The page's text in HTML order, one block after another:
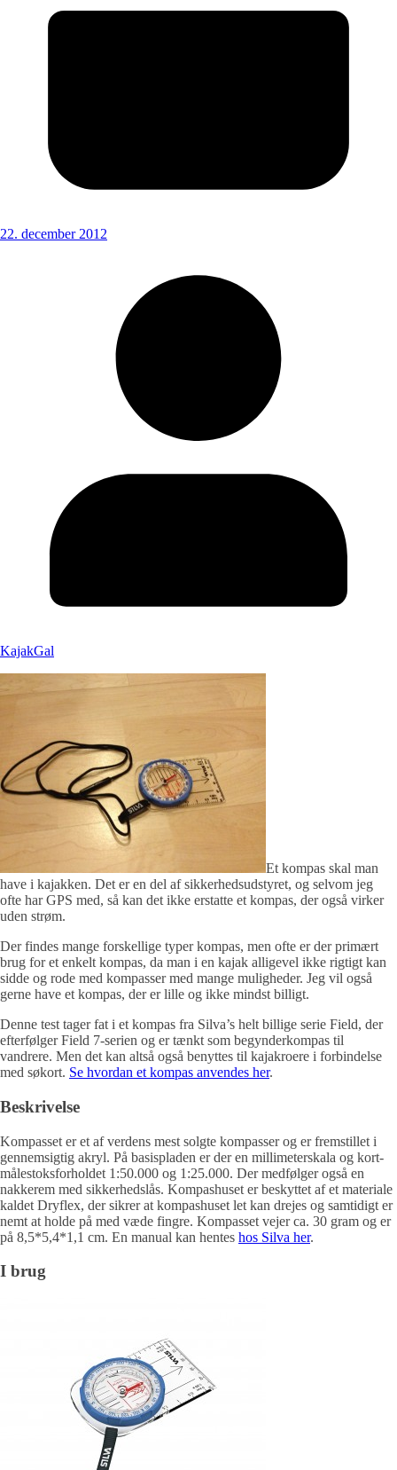
22. december 2012
KajakGal
Et kompas skal man
have i kajakken. Det er en del af sikkerhedsudstyret, og selvom jeg
ofte har GPS med, så kan det ikke erstatte et kompas, der også virker
uden strøm.
Der findes mange forskellige typer kompas, men ofte er der primært
brug for et enkelt kompas, da man i en kajak alligevel ikke rigtigt kan
sidde og rode med kompasser med mange muligheder. Jeg vil også
gerne have et kompas, der er lille og ikke mindst billigt.
Denne test tager fat i et kompas fra Silva’s helt billige serie Field, der
efterfølger Field 7-serien og er tænkt som begynderkompas til
vandrere. Men det kan altså også benyttes til kajakroere i forbindelse
med søkort. Se hvordan et kompas anvendes her.
Beskrivelse
Kompasset er et af verdens mest solgte kompasser og er fremstillet i
gennemsigtig akryl. På basispladen er der en millimeterskala og kort-
målestoksforholdet 1:50.000 og 1:25.000. Der medfølger også en
nakkerem med sikkerhedslås. Kompashuset er beskyttet af et materiale
kaldet Dryflex, der sikrer at kompashuset let kan drejes og samtidigt er
nemt at holde på med væde fingre. Kompasset vejer ca. 30 gram og er
på 8,5*5,4*1,1 cm. En manual kan hentes hos Silva her.
I brug